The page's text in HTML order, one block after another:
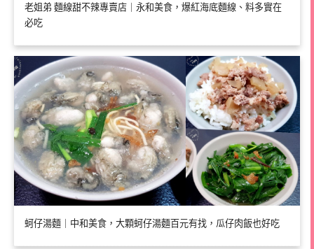
老姐弟 麵線甜不辣專賣店｜永和美食，爆紅海底麵線、料多實在
必吃
蚵仔湯麵｜中和美食，大顆蚵仔湯麵百元有找，瓜仔肉飯也好吃